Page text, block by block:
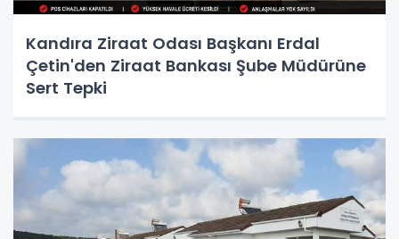
Kandıra Ziraat Odası Başkanı Erdal
Çetin'den Ziraat Bankası Şube Müdürüne
Sert Tepki